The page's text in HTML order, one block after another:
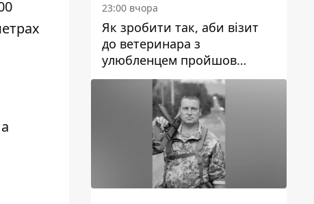
23:00 вчора
Як зробити так, аби візит
до ветеринара з
улюбленцем пройшов
спокійно: прості поради